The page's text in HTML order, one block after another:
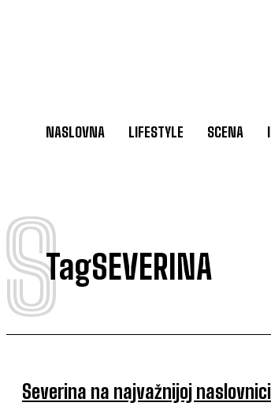
NASLOVNA LIFESTYLE SCENA
TagSEVERINA
S
Severina na najvažnijoj